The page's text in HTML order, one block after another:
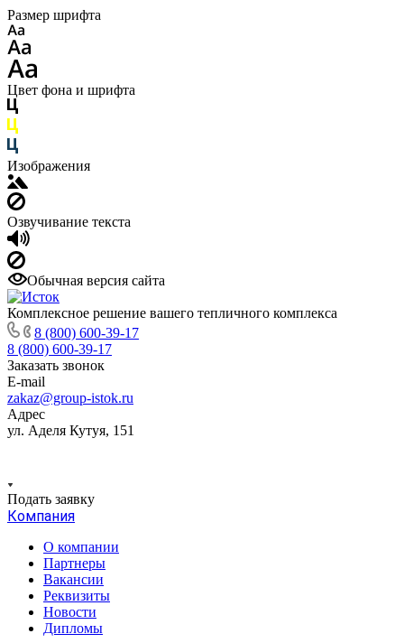
Размер шрифта
Цвет фона и шрифта
Изображения
Озвучивание текста
Обычная версия сайта
Комплексное решение вашего тепличного комплекса
8 (800) 600-39-17
8 (800) 600-39-17
Заказать звонок
E-mail
zakaz@group-istok.ru
Адрес
ул. Аделя Кутуя, 151
Подать заявку
Компания
О компании
Партнеры
Вакансии
Реквизиты
Новости
Дипломы